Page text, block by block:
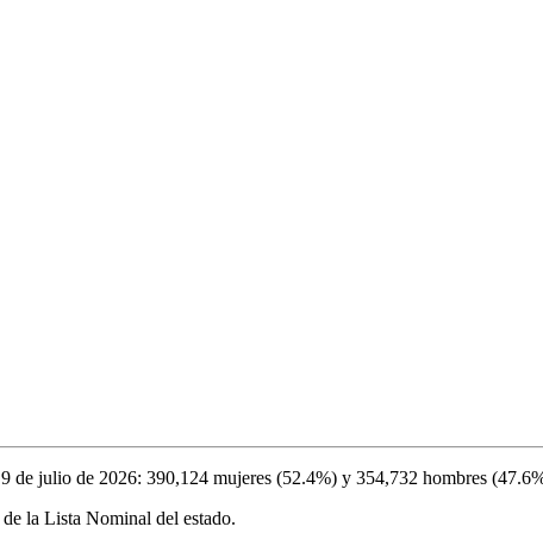
9 de julio de 2026: 390,124 mujeres (52.4%) y 354,732 hombres (
de la Lista Nominal del estado.